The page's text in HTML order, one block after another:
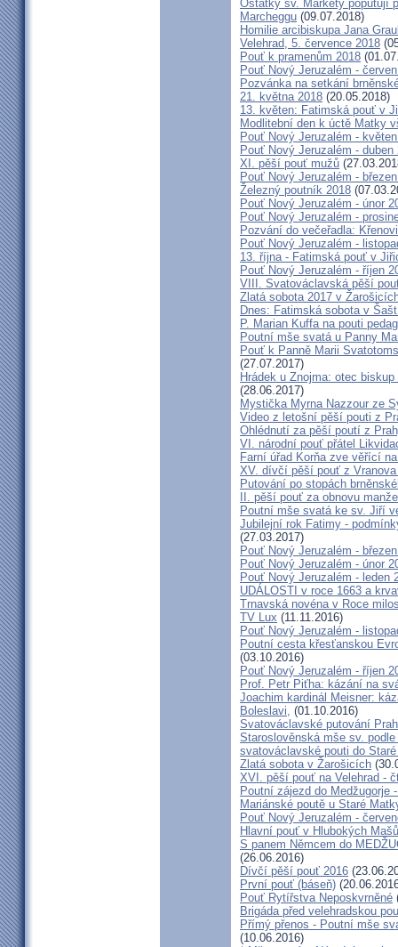
Ostatky sv. Markéty poputují
Marcheggu (09.07.2018)
Homilie arcibiskupa Jana
Velehrad, 5. července 2018
Pouť k pramenům 2018
Pouť Nový Jeruzalém -
Pozvánka na setkání
21. května 2018 (20.05.2018)
13. květen: Fatimská pouť v
Modlitební den k úctě Matky
Pouť Nový Jeruzalém -
Pouť Nový Jeruzalém - duben
XI. pěší pouť mužů
Pouť Nový Jeruzalém -
Železný poutník 2018
Pouť Nový Jeruzalém - únor
Pouť Nový Jeruzalém -
Pozvání do večeřadla:
Pouť Nový Jeruzalém -
13. října - Fatimská pouť v
Pouť Nový Jeruzalém - říjen
VIII. Svatováclavská pěší
Zlatá sobota 2017 v
Dnes: Fatimská sobota v
P. Marian Kuffa na pouti
Poutní mše svatá u Panny
Pouť k Panně Marii
(27.07.2017)
Hrádek u Znojma: otec
(28.06.2017)
Mystička Myrna Nazzour ze
Video z letošní pěší pouti z
Ohlédnutí za pěší poutí z
VI. národní pouť přátel
Farní úřad Korňa zve věřící
XV. dívčí pěší pouť z
Putování po stopách
II. pěší pouť za obnovu
Poutní mše svatá ke sv. Jiří
Jubilejní rok Fatimy -
(27.03.2017)
Pouť Nový Jeruzalém -
Pouť Nový Jeruzalém - únor
Pouť Nový Jeruzalém - leden
UDÁLOSTI v roce 1663 a
Trnavská novéna v Roce
TV Lux (11.11.2016)
Pouť Nový Jeruzalém -
Poutní cesta křesťanskou
(03.10.2016)
Pouť Nový Jeruzalém - říjen
Prof. Petr Piťha: kázání na
Joachim kardinál Meisner:
Boleslavi, (01.10.2016)
Svatováclavské putování
Staroslověnská mše sv.
svatováclavské pouti do
Zlatá sobota v Žarošicích
XVI. pěší pouť na Velehrad -
Poutní zájezd do Medžugorje
Mariánské poutě u Staré
Pouť Nový Jeruzalém -
Hlavní pouť v Hlubokých
S panem Němcem do
(26.06.2016)
Dívčí pěší pouť 2016
První pouť (báseň)
Pouť Rytířstva Neposkvrněné
Brigáda před velehradskou
Přímý přenos - Poutní mše
(10.06.2016)